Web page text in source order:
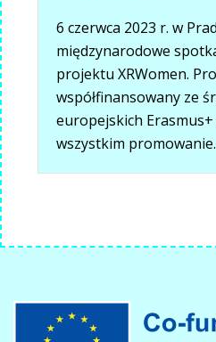
6 czerwca 2023 r. w
międzynarodowe
projektu XRWomen.
współfinansowany ze
europejskich
wszystkim